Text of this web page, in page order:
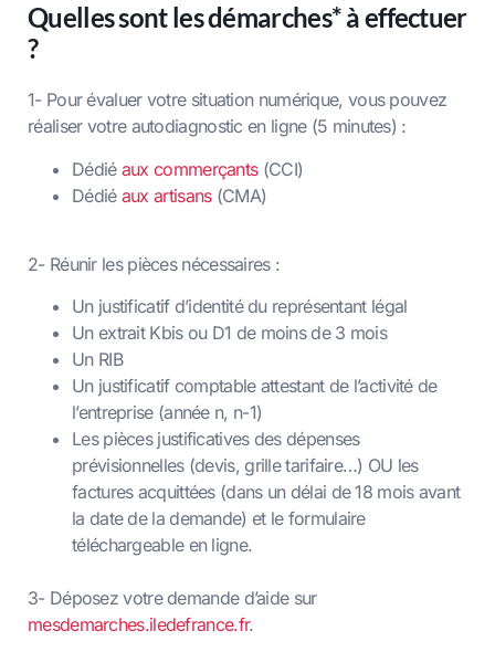
Quelles sont les démarches* à effectuer
?
1- Pour évaluer votre situation numérique, vous pouvez
réaliser votre autodiagnostic en ligne (5 minutes) :
Dédié aux commerçants(CCI)
Dédié aux artisans(CMA)
2- Réunir les pièces nécessaires :
Un justificatif d’identité du représentant légal
Un extrait Kbis ou D1 de moins de 3 mois
Un RIB
Un justificatif comptable attestant de l’activité de
l’entreprise (année n, n-1)
Les pièces justificatives des dépenses
prévisionnelles (devis, grille tarifaire…) OU les
factures acquittées (dans un délai de 18 mois avant
la date de la demande) et le formulaire
téléchargeable en ligne.
3- Déposez votre demande d’aide sur
mesdemarches.iledefrance.fr.